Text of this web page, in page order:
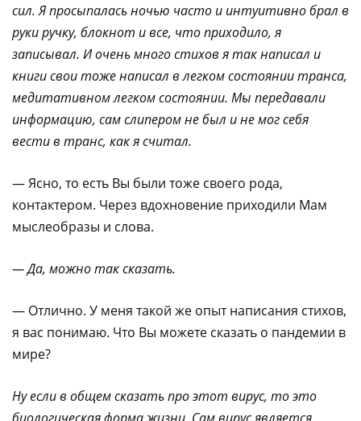
сил. Я просыпалась ночью часто и интуитивно брал в
руки ручку, блокнот и все, что приходило, я
записывал. И очень много стихов я так написал и
книги свои тоже написал в легком состоянии транса,
медитативном легком состоянии. Мы передавали
информацию, сам слипером не был и не мог себя
вести в транс, как я считал.
— Ясно, то есть Вы были тоже своего рода,
контактером. Через вдохновение приходили Мам
мыслеобразы и слова.
— Да, можно так сказать.
— Отлично. У меня такой же опыт написания стихов,
я вас понимаю. Что Вы можете сказать о пандемии в
мире?
Ну если в общем сказать про этот вирус, то это